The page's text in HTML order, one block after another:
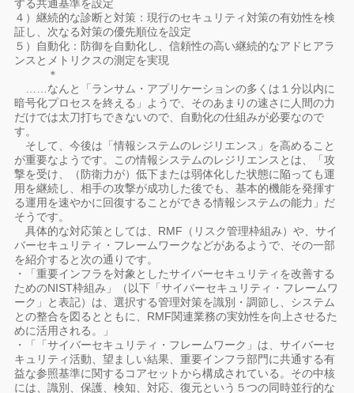
する共通基準を設定
４）継続的な診断と対策：現行のセキュリティ対策の有効性を検
証し、次なる対策の優先順位を設定
５）自動化：防御を自動化し、信頼性の高い継続的なアドヒアラ
ンスとメトリクスの測定を実現
＊
……なんと「ランサム・アプリケーションの多くは１分以内に
暗号化プロセスを終える」ようで、そのあまりの速さに人間の力
だけでは太刀打ちできないので、自動化の仕組みが必要なので
す。
そして、今後は「情報システムのレジリエンス」を高めること
が重要なようです。この情報システムのレジリエンスとは、「攻
撃を受け、（防衛力が）低下または弱体化した状態に陥っても運
用を継続し、相手の攻撃が成功した後でも、基本的機能を発揮す
る運用を速やかに回復することができる情報システムの能力」だ
そうです。
具体的な対応策としては、RMF（リスク管理枠組み）や、サイ
バーセキュリティ・フレームワークなどがあるようで、その一部
を紹介すると次の通りです。
・「重要インフラを対象としたサイバーセキュリティを改善する
ためのNIST枠組み」（以下「サイバーセキュリティ・フレームワ
ーク」と表記）は、選択する管理対策を識別・調節し、システム
との整合を図るとともに、RMF関連業務の実効性を向上させるた
めに活用される。」
・「「サイバーセキュリティ・フレームワーク」は、サイバーセ
キュリティ活動、望ましい結果、重要インフラ部門に共通する有
益な参照基準に関するコアセットから構成されている。その中核
には、識別、保護、検知、対応、復元という５つの同時並行的な